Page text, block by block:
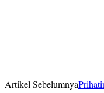
Artikel Sebelumnya